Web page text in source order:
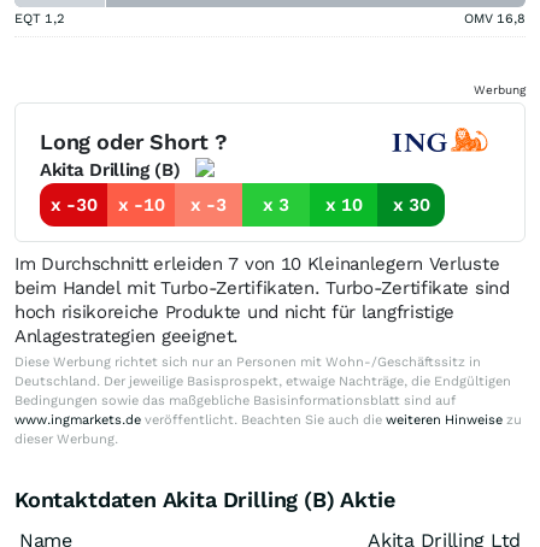
EQT 1,2 OMV 16,8
Werbung
Long oder Short ?
Akita Drilling (B)
x -30
x -10 x -3 x 3 x 10 x 30
Im Durchschnitt erleiden 7 von 10 Kleinanlegern Verluste
beim Handel mit Turbo-Zertifikaten. Turbo-Zertifikate sind
hoch risikoreiche Produkte und nicht für langfristige
Anlagestrategien geeignet.
Diese Werbung richtet sich nur an Personen mit Wohn-/Geschäftssitz in
Deutschland. Der jeweilige Basisprospekt, etwaige Nachträge, die Endgültigen
Bedingungen sowie das maßgebliche Basisinformationsblatt sind auf
www.ingmarkets.de veröffentlicht. Beachten Sie auch die weiteren Hinweise zu
dieser Werbung.
Kontaktdaten Akita Drilling (B) Aktie
Name
Akita Drilling Ltd